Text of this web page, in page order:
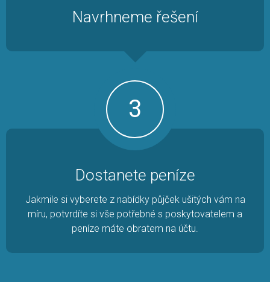
Navrhneme řešení
3
Dostanete peníze
Jakmile si vyberete z nabídky půjček ušitých vám na
míru, potvrdíte si vše potřebné s poskytovatelem a
peníze máte obratem na účtu.